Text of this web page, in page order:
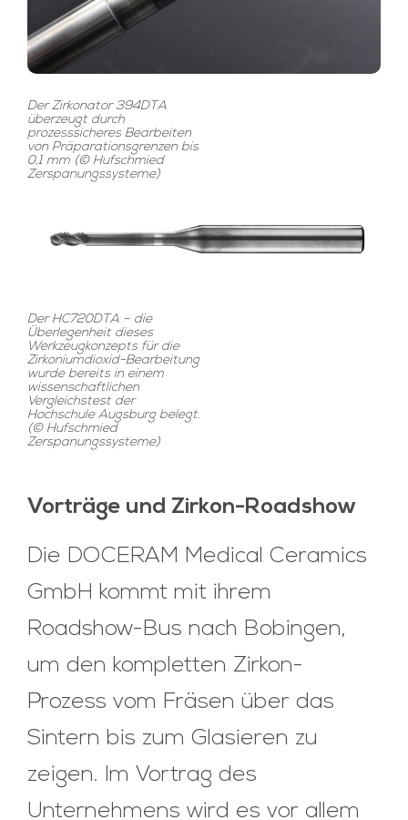
Der Zirkonator 394DTA
überzeugt durch
prozesssicheres Bearbeiten
von Präparationsgrenzen bis
0,1 mm (© Hufschmied
Zerspanungssysteme)
Der HC720DTA – die
Überlegenheit dieses
Werkzeugkonzepts für die
Zirkoniumdioxid-Bearbeitung
wurde bereits in einem
wissenschaftlichen
Vergleichstest der
Hochschule Augsburg belegt.
(© Hufschmied
Zerspanungssysteme)
Vorträge und Zirkon-Roadshow
Die DOCERAM Medical Ceramics
GmbH kommt mit ihrem
Roadshow-Bus nach Bobingen,
um den kompletten Zirkon-
Prozess vom Fräsen über das
Sintern bis zum Glasieren zu
zeigen. Im Vortrag des
Unternehmens wird es vor allem